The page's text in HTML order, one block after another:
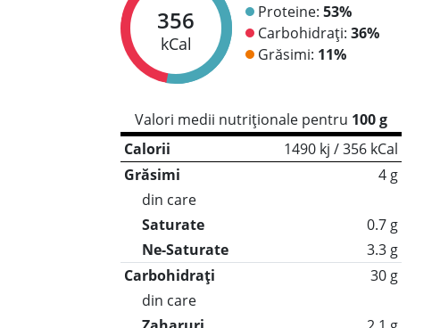
356
kCal
Proteine: 53%
Carbohidrați: 36%
Grăsimi: 11%
Valori medii nutriționale pentru 100 g
Calorii
1490 kj / 356 kCal
Grăsimi
4 g
din care
Saturate
0.7 g
Ne-Saturate
3.3 g
Carbohidrați
30 g
din care